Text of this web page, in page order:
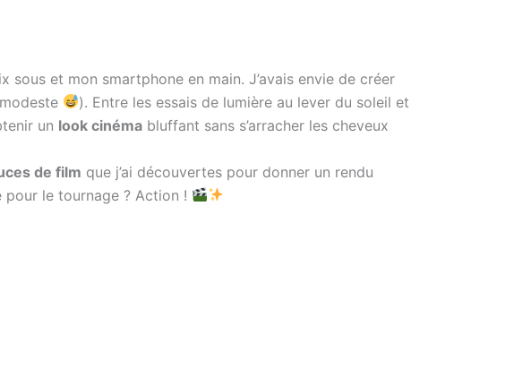
sous et mon smartphone en main. J’avais envie de créer
). Entre les essais de lumière au lever du soleil et
un look cinéma bluffant sans s’arracher les cheveux
de film que j’ai découvertes pour donner un rendu
pour le tournage ? Action !